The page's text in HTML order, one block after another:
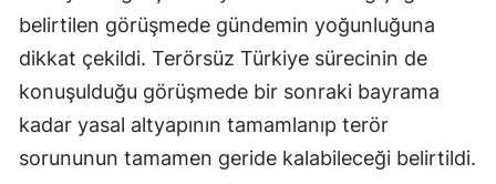
belirtilen görüşmede gündemin yoğunluğuna
dikkat çekildi. Terörsüz Türkiye sürecinin de
konuşulduğu görüşmede bir sonraki bayrama
kadar yasal altyapının tamamlanıp terör
sorununun tamamen geride kalabileceği belirtildi.